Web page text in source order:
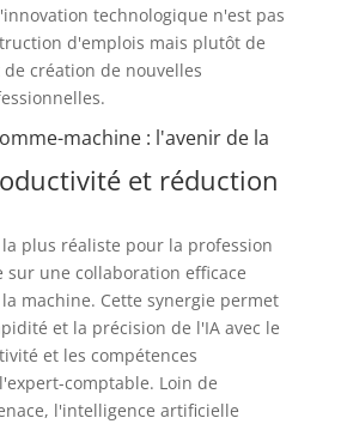
technologique n'est pas
d'emplois mais plutôt de
création de nouvelles
machine : l'avenir de la
et réduction
plus réaliste pour la profession
sur une collaboration efficace
machine. Cette synergie permet
et la précision de l'IA avec le
et les compétences
comptable. Loin de
l'intelligence artificielle